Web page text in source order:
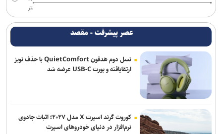
تر
عصر پیشرفت - مقصد
نسل دوم هدفون QuietComfort با حذف نویز
ارتقایافته و پورت USB-C عرضه شد
کوروت گرند اسپرت X مدل ۲۰۲۷؛ اثبات جادوی
نرم‌افزار در دنیای خودروهای اسپرت